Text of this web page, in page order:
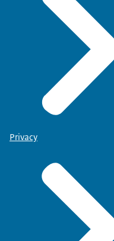
Privacy